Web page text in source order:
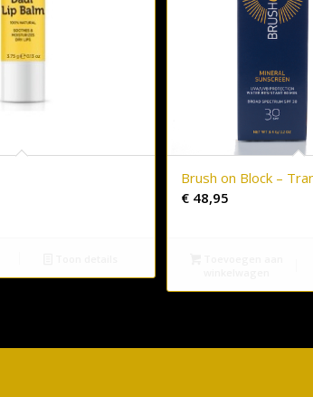
Brush on Block –
€ 48,95